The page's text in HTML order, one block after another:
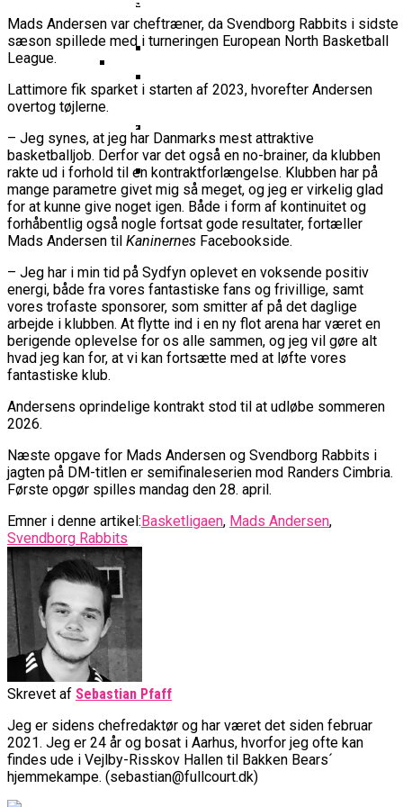
Bakken Bears Åbner FIBA Europe
Cup Med Smalt Nederlag
Imponerede Stort I Debut I Youth
Champions League
Misser Champions League-
Gruppespil
Danske Tobias Jensen Fik
Portland Trail Blazers
Danske Tobias Jensen Skal Møde
Portland Trail Blazers I NBA-
Kamp
USA
Basketball-OL 2024: Se
Kalender
Medie: Lebron James Vil Stå I
Spidsen For USA Ved OL 2024
Basketligaen
Medlemstal I Dansk Basket Boomer:
Fremgang For 12. År I Træk
Mads Andersen var cheftræner, da Svendborg Rabbits i sidste
sæson spillede med i turneringen European North Basketball
League.
Lattimore fik sparket i starten af 2023, hvorefter Andersen
overtog tøjlerne.
– Jeg synes, at jeg har Danmarks mest attraktive
basketballjob. Derfor var det også en no-brainer, da klubben
rakte ud i forhold til en kontraktforlængelse. Klubben har på
mange parametre givet mig så meget, og jeg er virkelig glad
for at kunne give noget igen. Både i form af kontinuitet og
forhåbentlig også nogle fortsat gode resultater, fortæller
Mads Andersen til Kaninernes Facebookside.
– Jeg har i min tid på Sydfyn oplevet en voksende positiv
energi, både fra vores fantastiske fans og frivillige, samt
vores trofaste sponsorer, som smitter af på det daglige
arbejde i klubben. At flytte ind i en ny flot arena har været en
berigende oplevelse for os alle sammen, og jeg vil gøre alt
hvad jeg kan for, at vi kan fortsætte med at løfte vores
fantastiske klub.
Andersens oprindelige kontrakt stod til at udløbe sommeren
2026.
Næste opgave for Mads Andersen og Svendborg Rabbits i
jagten på DM-titlen er semifinaleserien mod Randers Cimbria.
Første opgør spilles mandag den 28. april.
Emner i denne artikel:Basketligaen, Mads Andersen,
Svendborg Rabbits
Skrevet af Sebastian Pfaff
Jeg er sidens chefredaktør og har været det siden februar
2021. Jeg er 24 år og bosat i Aarhus, hvorfor jeg ofte kan
findes ude i Vejlby-Risskov Hallen til Bakken Bears´
hjemmekampe. (sebastian@fullcourt.dk)